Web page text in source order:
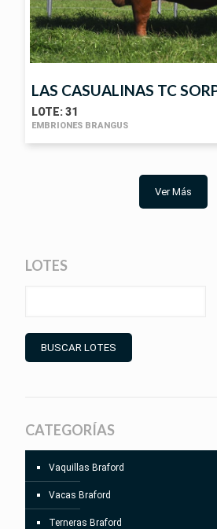
FICHA
LAS CASUALINAS TC
LOTE: 31
EMBRIONES BRANGUS
Ver Más
LOTES
BUSCAR LOTES
CATEGORÍAS
Vaquillas Braford
Vacas Braford
Terneras Braford